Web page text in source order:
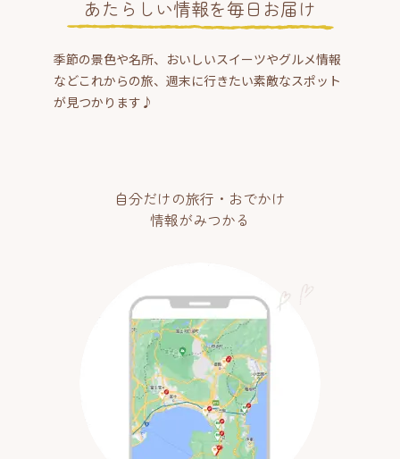
あたらしい情報を毎日お届け
季節の景色や名所、おいしいスイーツやグルメ情報
などこれからの旅、週末に行きたい素敵なスポット
が見つかります♪
自分だけの旅行・おでかけ
情報がみつかる